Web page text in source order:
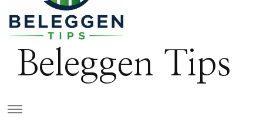
Beleggen Tips